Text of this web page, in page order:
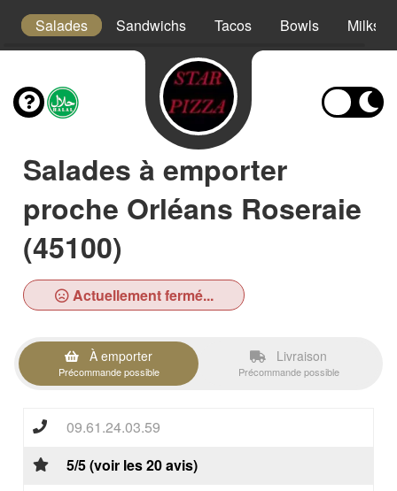
Salades Sandwichs Tacos Bowls
Salades à emporter
proche Orléans Roseraie
(45100)
Actuellement fermé...
À emporter
Précommande possible
Livraison
Précommande possible
09.61.24.03.59
5/5 (voir les 20 avis)